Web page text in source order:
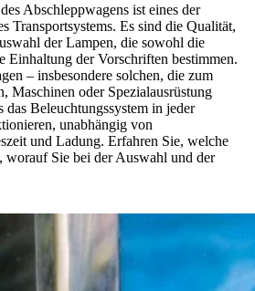
Abschleppwagens ist eines der
Transportsystems. Es sind die Qualität,
der Lampen, die sowohl die
Einhaltung der Vorschriften bestimmen.
– insbesondere solchen, die zum
Maschinen oder Spezialausrüstung
das Beleuchtungssystem in jeder
unabhängig von
und Ladung. Erfahren Sie, welche
worauf Sie bei der Auswahl und der